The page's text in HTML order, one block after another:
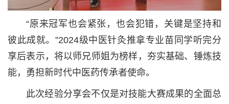
“原来冠军也会紧张，也会犯错，关键是坚持和
彼此成就。”2024级中医针灸推拿专业苗同学听完分
享后表示，将以师兄师姐为榜样，夯实基础、锤炼技
能，勇担新时代中医药传承者使命。
此次经验分享会不仅是对技能大赛成果的全面总